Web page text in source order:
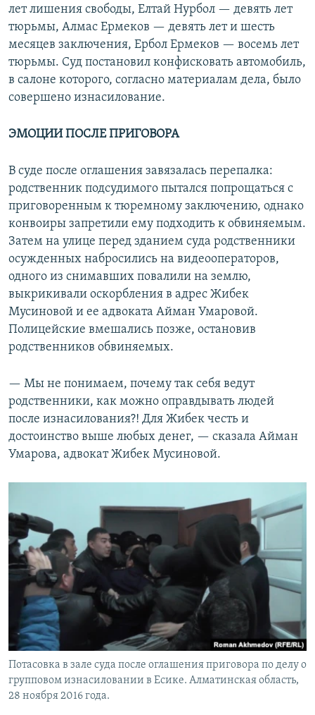
лет лишения свободы, Елтай Нурбол — девять лет
тюрьмы, Алмас Ермеков — девять лет и шесть
месяцев заключения, Ербол Ермеков — восемь лет
тюрьмы. Суд постановил конфисковать автомобиль,
в салоне которого, согласно материалам дела, было
совершено изнасилование.
ЭМОЦИИ ПОСЛЕ ПРИГОВОРА
В суде после оглашения завязалась перепалка:
родственник подсудимого пытался попрощаться с
приговоренным к тюремному заключению, однако
конвоиры запретили ему подходить к обвиняемым.
Затем на улице перед зданием суда родственники
осужденных набросились на видеооператоров,
одного из снимавших повалили на землю,
выкрикивали оскорбления в адрес Жибек
Мусиновой и ее адвоката Айман Умаровой.
Полицейские вмешались позже, остановив
родственников обвиняемых.
— Мы не понимаем, почему так себя ведут
родственники, как можно оправдывать людей
после изнасилования?! Для Жибек честь и
достоинство выше любых денег, — сказала Айман
Умарова, адвокат Жибек Мусиновой.
Потасовка в зале суда после оглашения приговора по делу о
групповом изнасиловании в Есике. Алматинская область,
28 ноября 2016 года.